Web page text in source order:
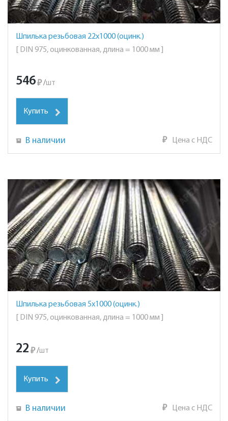
Шпилька резьбовая 22х1000 (оцинк.)
[ DIN 975, оцинкованная, длина = 1000 мм ]
546₽ /шт
Купить
В наличии ₽ Цена с НДС
Шпилька резьбовая 5х1000 (оцинк.)
[ DIN 975, оцинкованная, длина = 1000 мм ]
22 ₽ /шт
Купить
В наличии ₽ Цена с НДС